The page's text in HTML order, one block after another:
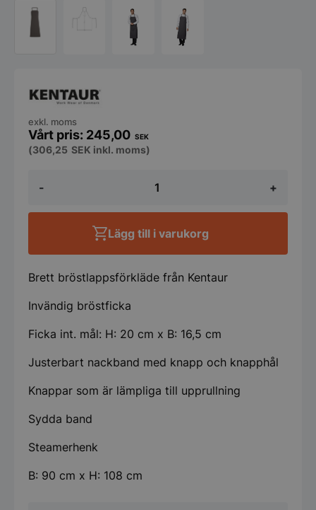
-
med
-
Kentaur
+
245,00 SEK
exkl. moms
(306,25 SEK inkl. moms)
Lägg till i varukorg
Brett bröstlappsförkläde från Kentaur
Invändig bröstficka
Ficka int. mål: H: 20 cm x B: 16,5 cm
Justerbart nackband med knapp och knapphål
Knappar som är lämpliga till upprullning
Sydda band
Steamerhenk
B: 90 cm x H: 108 cm